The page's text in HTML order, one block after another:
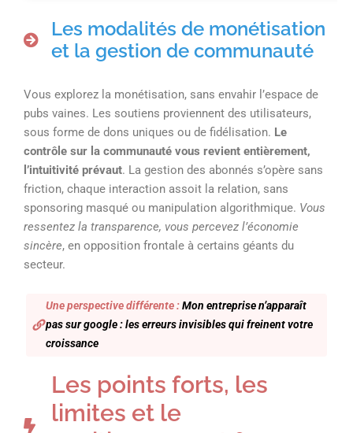
Les modalités de monétisation
et la gestion de communauté
Vous explorez la monétisation, sans envahir l’espace de
pubs vaines. Les soutiens proviennent des utilisateurs,
sous forme de dons uniques ou de fidélisation. Le
contrôle sur la communauté vous revient entièrement,
l’intuitivité prévaut. La gestion des abonnés s’opère sans
friction, chaque interaction assoit la relation, sans
sponsoring masqué ou manipulation algorithmique. Vous
ressentez la transparence, vous percevez l’économie
sincère, en opposition frontale à certains géants du
secteur.
Une perspective différente :Mon entreprise n’apparaît
pas sur google : les erreurs invisibles qui freinent votre
croissance
Les points forts, les
limites et le